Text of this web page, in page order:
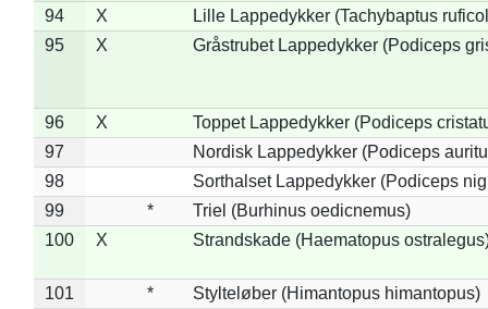
94 X
Lille Lappedykker (Tachybaptus
95
X Gråstrubet Lappedykker (Podiceps
96 X
Toppet Lappedykker (Podiceps
97
Nordisk Lappedykker (Podiceps
98
Sorthalset Lappedykker (Podiceps
99
*
Triel (Burhinus oedicnemus)
100
X Strandskade (Haematopus
101 *
Stylteløber (Himantopus himantopus)